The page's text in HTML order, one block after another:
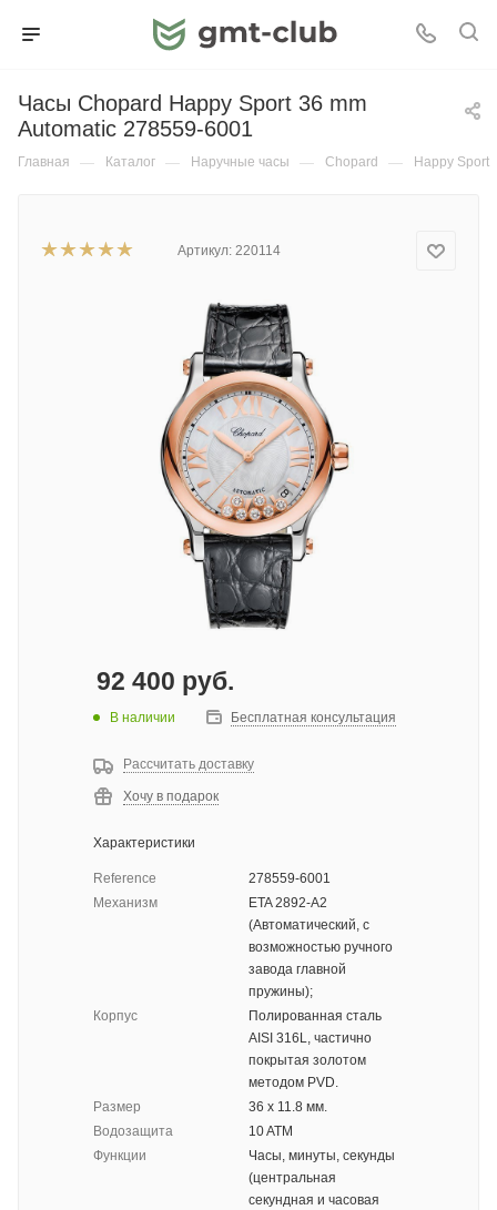
Часы Chopard Happy Sport 36 mm
Automatic 278559-6001
Главная — Каталог — Наручные часы — Chopard — Happy Sport
Артикул: 220114
92 400 руб.
В наличии Бесплатная консультация
Рассчитать доставку
Хочу в подарок
Характеристики
Reference
278559-6001
Механизм
ETA 2892-A2
(Автоматический, с
возможностью ручного
завода главной
пружины);
Корпус
Полированная сталь
AISI 316L, частично
покрытая золотом
методом PVD.
Размер
36 х 11.8 мм.
Водозащита
10 ATM
Функции
Часы, минуты, секунды
(центральная
секундная и часовая